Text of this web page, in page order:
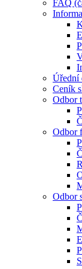
FAQ
Úřední
Ceník
Odbor
Odbor
Odbor